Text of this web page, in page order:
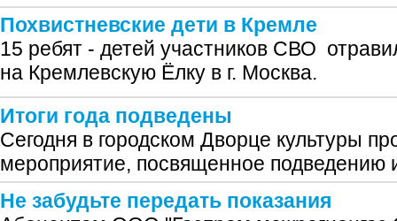
Похвистневские дети в Кремле
15 ребят - детей участников СВО
на Кремлевскую Ёлку в г. Москва.
Итоги года подведены
Сегодня в городском Дворце культуры
мероприятие, посвященное подведению
Не забудьте передать показания